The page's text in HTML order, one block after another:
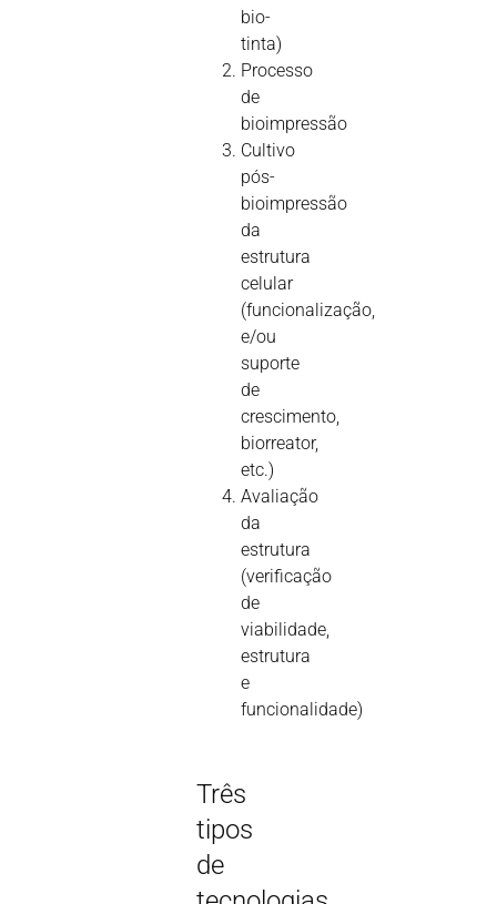
bio-
tinta)
Processo
de
bioimpressão
Cultivo
pós-
bioimpressão
da
estrutura
celular
(funcionalização,
e/ou
suporte
de
crescimento,
biorreator,
etc.)
Avaliação
da
estrutura
(verificação
de
viabilidade,
estrutura
e
funcionalidade)
Três
tipos
de